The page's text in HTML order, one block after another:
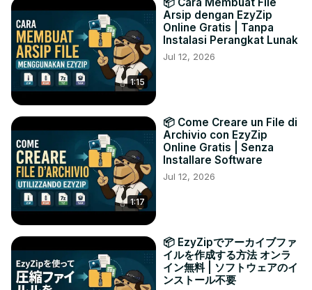
1:15
📦 Cara Membuat File
Arsip dengan EzyZip
Online Gratis | Tanpa
Instalasi Perangkat Lunak
Jul 12, 2026
1:17
📦 Come Creare un File di
Archivio con EzyZip
Online Gratis | Senza
Installare Software
Jul 12, 2026
📦 EzyZipでアーカイブファ
イルを作成する方法 オンラ
イン無料 | ソフトウェアのイ
ンストール不要